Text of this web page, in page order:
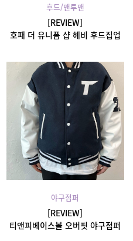
후드/맨투맨
[REVIEW]
호패 더 유니폼 샵 헤비 후드집업
야구점퍼
[REVIEW]
티앤피베이스볼 오버핏 야구점퍼